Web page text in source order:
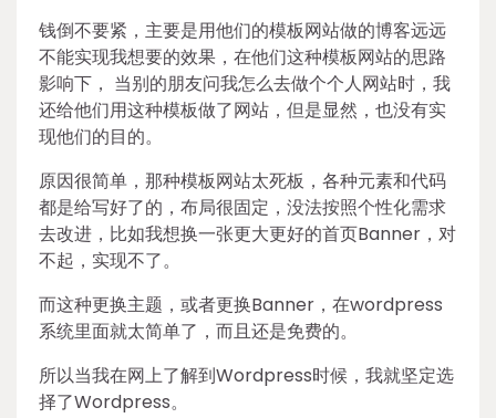
钱倒不要紧，主要是用他们的模板网站做的博客远远
不能实现我想要的效果，在他们这种模板网站的思路
影响下， 当别的朋友问我怎么去做个个人网站时，我
还给他们用这种模板做了网站，但是显然，也没有实
现他们的目的。
原因很简单，那种模板网站太死板，各种元素和代码
都是给写好了的，布局很固定，没法按照个性化需求
去改进，比如我想换一张更大更好的首页Banner，对
不起，实现不了。
而这种更换主题，或者更换Banner，在wordpress
系统里面就太简单了，而且还是免费的。
所以当我在网上了解到Wordpress时候，我就坚定选
择了Wordpress。